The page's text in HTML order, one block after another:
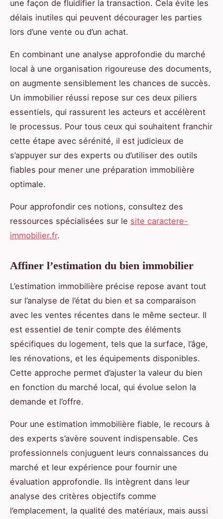
une façon de fluidifier la transaction. Cela évite les
délais inutiles qui peuvent décourager les parties
lors d’une vente ou d’un achat.
En combinant une analyse approfondie du marché
local à une organisation rigoureuse des documents,
on augmente sensiblement les chances de succès.
Un immobilier réussi repose sur ces deux piliers
essentiels, qui rassurent les acteurs et accélèrent
le processus. Pour tous ceux qui souhaitent franchir
cette étape avec sérénité, il est judicieux de
s’appuyer sur des experts ou d’utiliser des outils
fiables pour mener une préparation immobilière
optimale.
Pour approfondir ces notions, consultez des
ressources spécialisées sur le site caractere-
immobilier.fr.
Affiner l’estimation du bien immobilier
L’estimation immobilière précise repose avant tout
sur l’analyse de l’état du bien et sa comparaison
avec les ventes récentes dans le même secteur. Il
est essentiel de tenir compte des éléments
spécifiques du logement, tels que la surface, l’âge,
les rénovations, et les équipements disponibles.
Cette approche permet d’ajuster la valeur du bien
en fonction du marché local, qui évolue selon la
demande et l’offre.
Pour une estimation immobilière fiable, le recours à
des experts s’avère souvent indispensable. Ces
professionnels conjuguent leurs connaissances du
marché et leur expérience pour fournir une
évaluation approfondie. Ils intègrent dans leur
analyse des critères objectifs comme
l’emplacement, la qualité des matériaux, mais aussi